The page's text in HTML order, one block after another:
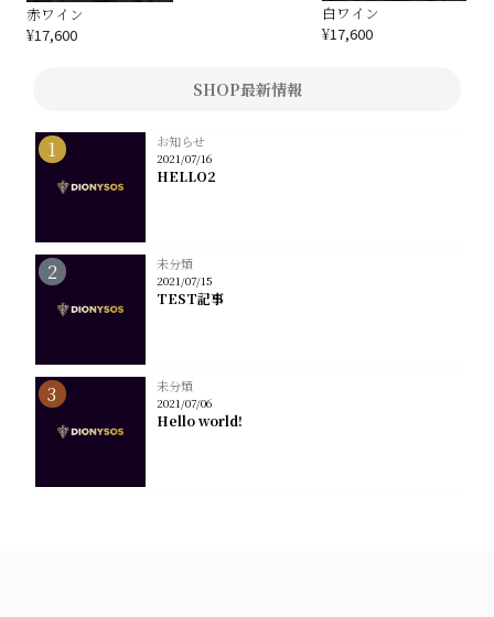
赤ワイン
¥17,600
白ワイン
¥17,600
SHOP最新情報
お知らせ
2021/07/16
HELLO2
未分類
2021/07/15
TEST記事
未分類
2021/07/06
Hello world!